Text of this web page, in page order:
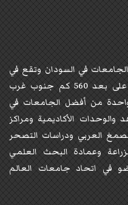
في السودان وتقع في
مدينة الأبيض بولاية شمال كردفان على بعد 560 كم جنوب غرب
عام 1990 وهي واحدة من أفضل الجامعات في
الأكاديمية ومراكز
العربي ودراسات التصحر
وعمادة البحث العلمي
في اتحاد جامعات العالم